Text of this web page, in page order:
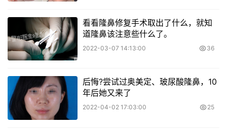
看看隆鼻修复手术取出了什么，就知
道隆鼻该注意些什么了。
2022-03-07 14:13:00 36
后悔?尝试过奥美定、玻尿酸隆鼻，10
年后她又来了
2022-04-02 17:03:00 25